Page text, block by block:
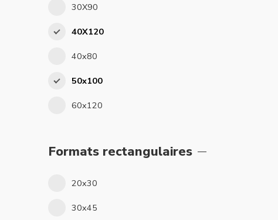
30X90
40X120
40x80
50x100
60x120
Formats rectangulaires
20x30
30x45